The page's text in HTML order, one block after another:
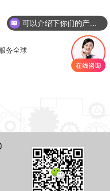
务全球
可以介绍下你们的产品么